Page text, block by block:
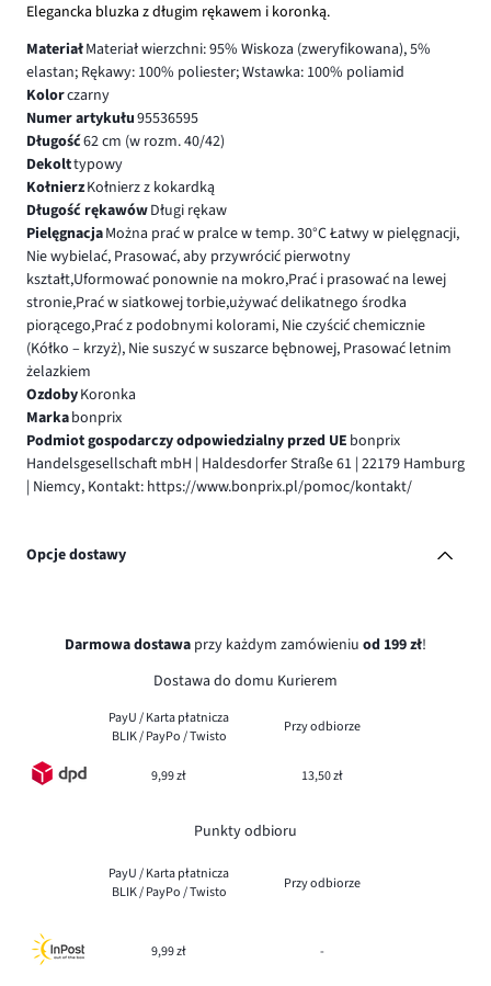
Elegancka bluzka z długim rękawem i koronką.
MateriałMateriał wierzchni: 95% Wiskoza (zweryfikowana), 5%
elastan; Rękawy: 100% poliester; Wstawka: 100% poliamid
Kolorczarny
Numer artykułu95536595
Długość62 cm (w rozm. 40/42)
Dekolttypowy
KołnierzKołnierz z kokardką
Długość rękawówDługi rękaw
PielęgnacjaMożna prać w pralce w temp. 30°C Łatwy w pielęgnacji,
Nie wybielać, Prasować, aby przywrócić pierwotny
kształt,Uformować ponownie na mokro,Prać i prasować na lewej
stronie,Prać w siatkowej torbie,używać delikatnego środka
piorącego,Prać z podobnymi kolorami, Nie czyścić chemicznie
(Kółko – krzyż), Nie suszyć w suszarce bębnowej, Prasować letnim
żelazkiem
OzdobyKoronka
Markabonprix
Podmiot gospodarczy odpowiedzialny przed UE bonprix
Handelsgesellschaft mbH | Haldesdorfer Straße 61 | 22179 Hamburg
| Niemcy, Kontakt: https://www.bonprix.pl/pomoc/kontakt/
Opcje dostawy
Darmowa dostawa przy każdym zamówieniu od 199 zł!
Dostawa do domu Kurierem
PayU / Karta płatnicza
BLIK / PayPo / Twisto
Przy odbiorze
9,99 zł 13,50 zł
Punkty odbioru
PayU / Karta płatnicza
BLIK / PayPo / Twisto
Przy odbiorze
9,99 zł -